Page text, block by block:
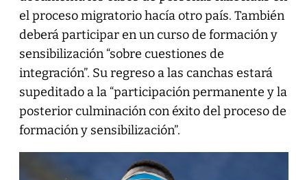
el proceso migratorio hacía otro país. También
deberá participar en un curso de formación y
sensibilización “sobre cuestiones de
integración”. Su regreso a las canchas estará
supeditado a la “participación permanente y la
posterior culminación con éxito del proceso de
formación y sensibilización”.